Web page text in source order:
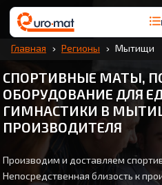
Главная Регионы Мытищи
СПОРТИВНЫЕ МАТЫ,
ОБОРУДОВАНИЕ ДЛЯ
ГИМНАСТИКИ В
ПРОИЗВОДИТЕЛЯ
Производим и доставляем
Непосредственная близость к